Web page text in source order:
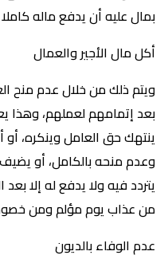
بمال عليه أن يدفع ماله
أكل مال الأجير والعمال
ويتم ذلك من خلال عدم منح
بعد إتمامهم لعملهم، وهذا
ينتهك حق العامل وينكره،
وعدم منحه بالكامل، أو
يتردد فيه ولا يدفع له إلا
من عذاب يوم مؤلم ومن
عدم الوفاء بالديون